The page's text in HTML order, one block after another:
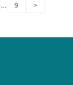
... 9 >